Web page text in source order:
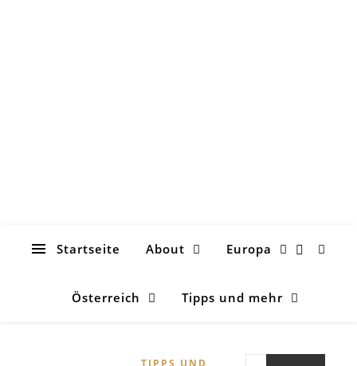
Startseite About Europa
Österreich Tipps und mehr
TIPPS UND